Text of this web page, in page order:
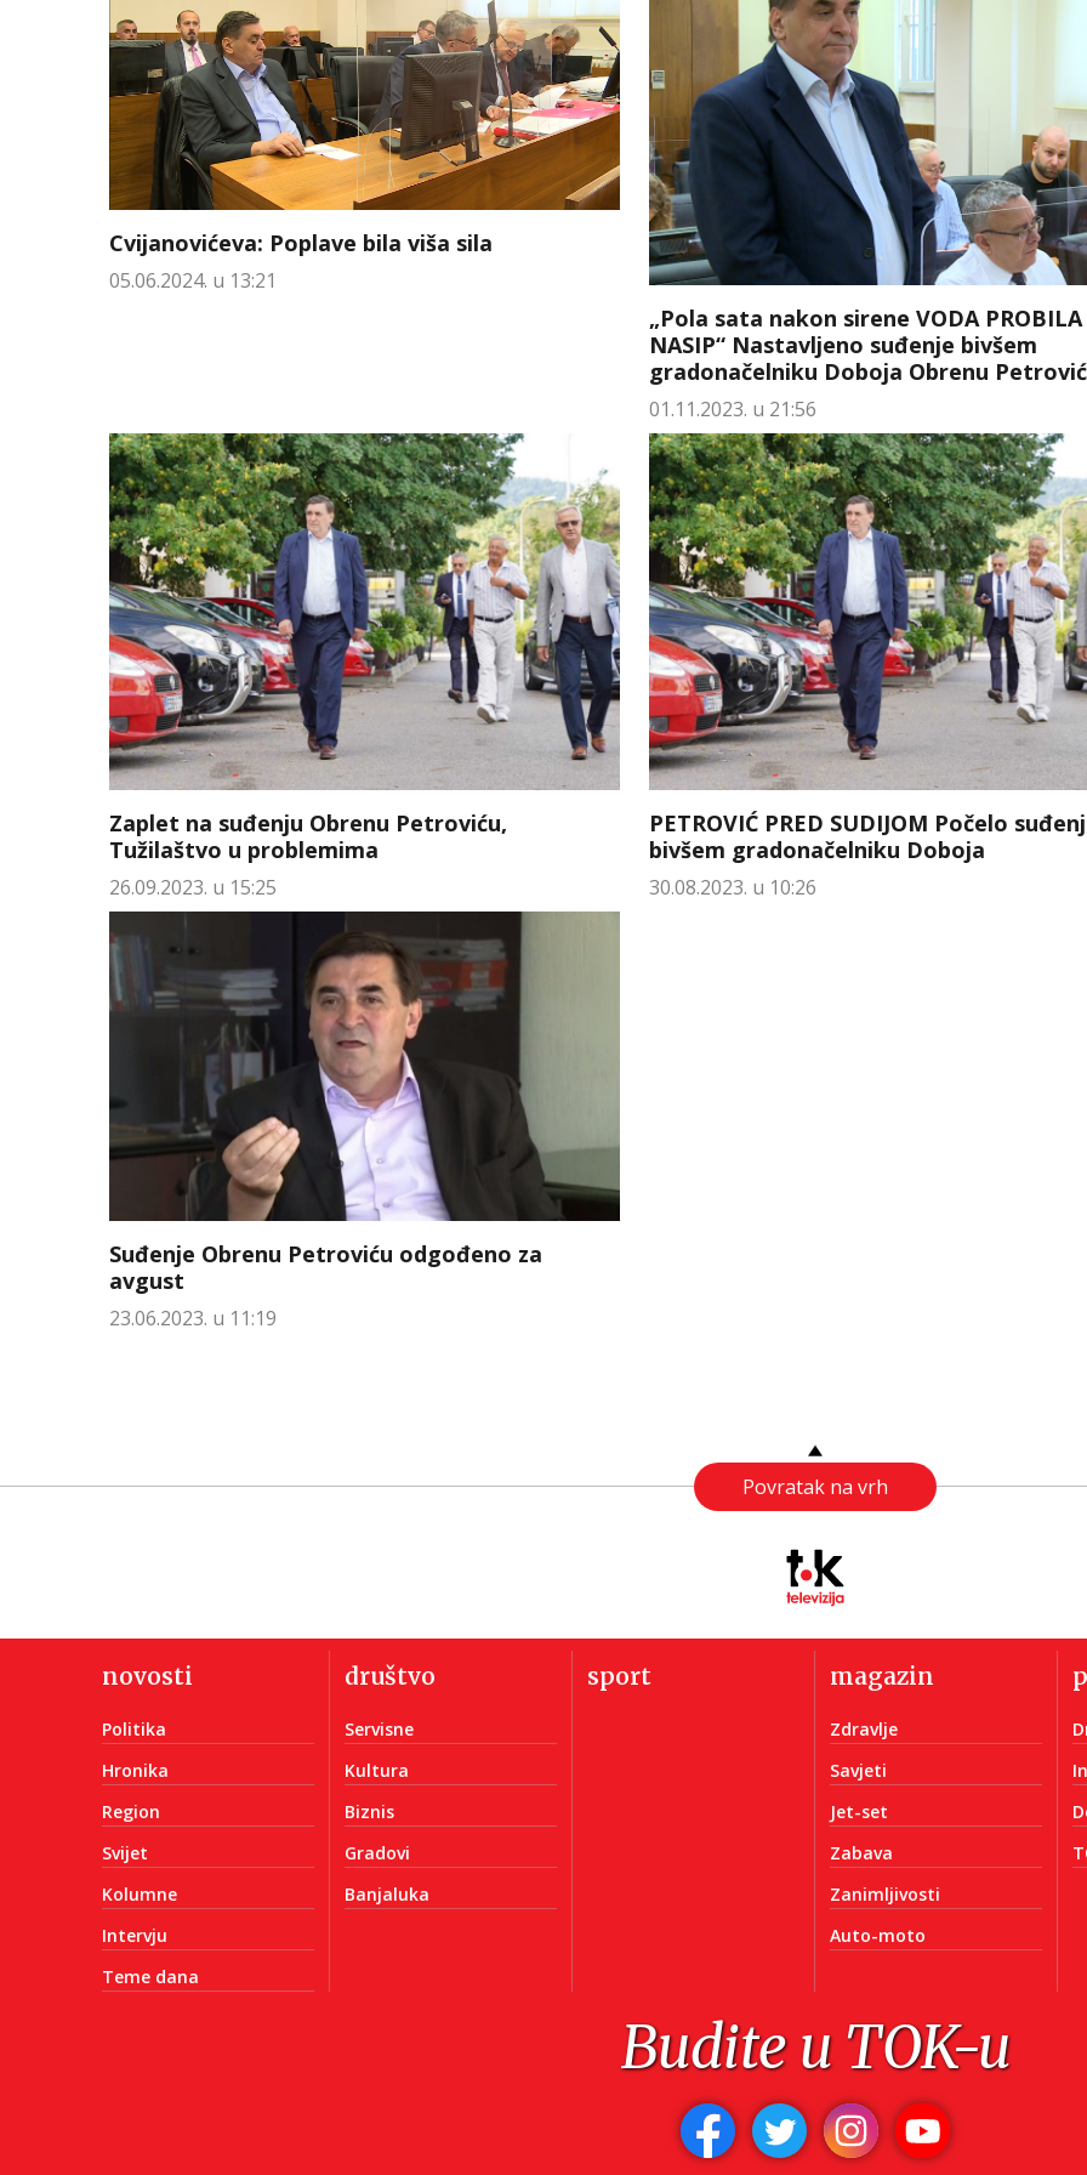
Cvijanovićeva: Poplave bila viša sila
05.06.2024. u 13:21
„Pola sata nakon sirene VODA PROBILA
NASIP“ Nastavljeno suđenje bivšem
gradonačelniku Doboja Obrenu
01.11.2023. u 21:56
Zaplet na suđenju Obrenu Petroviću,
Tužilaštvo u problemima
26.09.2023. u 15:25
PETROVIĆ PRED SUDIJOM Počelo
bivšem gradonačelniku Doboja
30.08.2023. u 10:26
Suđenje Obrenu Petroviću odgođeno za
avgust
23.06.2023. u 11:19
Povratak na vrh
novosti
Politika
Hronika
Region
Svijet
Kolumne
Intervju
Teme dana
društvo
Servisne
Kultura
Biznis
Gradovi
Banjaluka
sport magazin
Zdravlje
Savjeti
Jet-set
Zabava
Zanimljivosti
Auto-moto
Budite u TOK-u